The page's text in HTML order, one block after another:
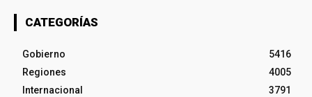
CATEGORÍAS
Gobierno
5416
Regiones
4005
Internacional
3791